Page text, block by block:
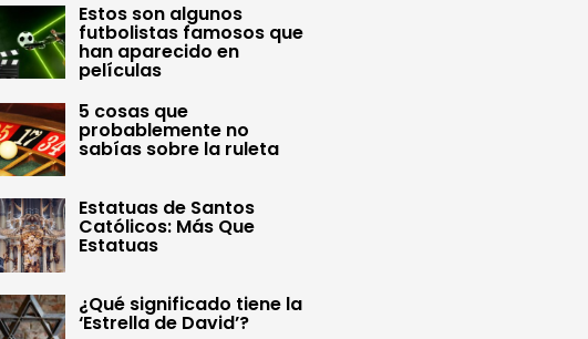
Estos son algunos
futbolistas famosos que
han aparecido en
películas
5 cosas que
probablemente no
sabías sobre la ruleta
Estatuas de Santos
Católicos: Más Que
Estatuas
¿Qué significado tiene la
‘Estrella de David’?